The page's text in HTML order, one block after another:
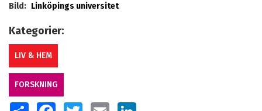
Bild: Linköpings universitet
Kategorier:
LIV & HEM
FORSKNING
SHARE FACEBOOKTWITTER EMAIL